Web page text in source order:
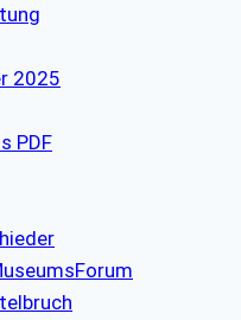
2025
PDF